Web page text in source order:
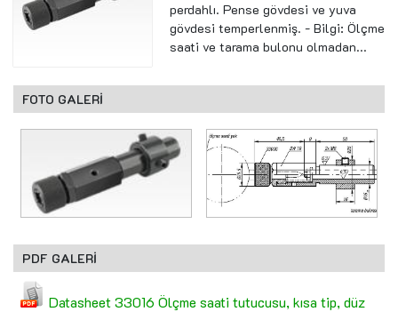
perdahlı. Pense gövdesi ve yuva
gövdesi temperlenmiş. - Bilgi: Ölçme
saati ve tarama bulonu olmadan...
FOTO GALERİ
PDF GALERİ
Datasheet 33016 Ölçme saati tutucusu, kısa tip, düz